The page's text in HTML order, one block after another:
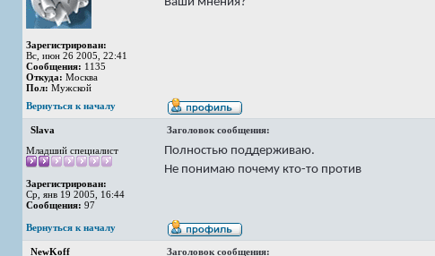
Зарегистрирован:
Вс, июн 26 2005, 22:41
Сообщения: 1135
Откуда: Москва
Пол: Мужской
Вернуться к началу
Slava Заголовок сообщения:
Младший специалист
Зарегистрирован:
Ср, янв 19 2005, 16:44
Сообщения: 97
Полностью поддерживаю.
Не понимаю почему кто-то против
Вернуться к началу
NewKoff Заголовок сообщения: